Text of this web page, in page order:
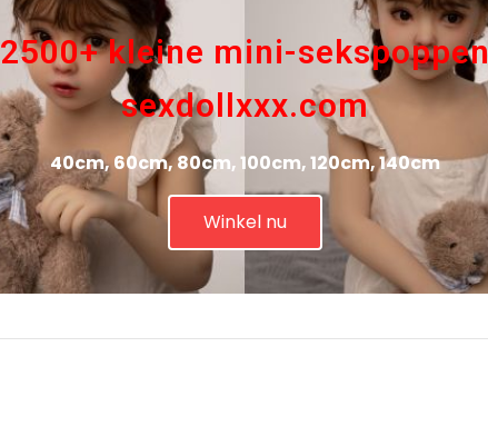
2500+ kleine mini-sekspoppen
sexdollxxx.com
40cm, 60cm, 80cm, 100cm, 120cm, 140cm
Winkel nu